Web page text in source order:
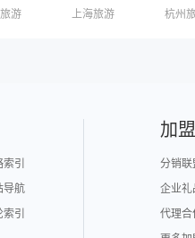
亚旅游
毛里求斯旅游
苏梅
游 上海旅游
杭州
引
导航
引
加
分销联
企业礼
代理合